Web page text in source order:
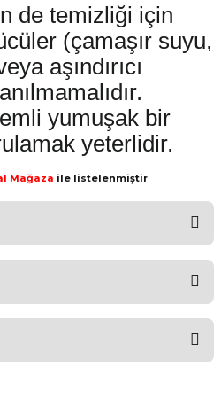
de temizliği için
(çamaşır suyu,
aşındırıcı
yumuşak bir
yeterlidir.
Mağaza ile listelenmiştir